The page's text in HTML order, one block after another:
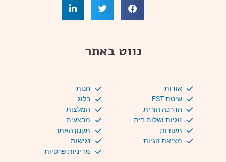
נווט באתר
אודות
שיטת EST
הדרכה הורית
זוגיות ושלום בית
תעודות
מציאת זוגיות
חנות
בלוג
המלצות
מבצעים
תקנון האתר
נגישות
מדיניות פרטיות